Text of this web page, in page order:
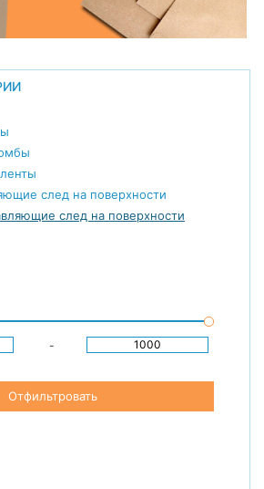
след на поверхности
след на поверхности
-
Отфильтровать